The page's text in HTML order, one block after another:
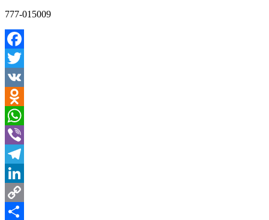
777-015009
Facebook
Twitter
VK
Odnoklassniki
WhatsApp
Viber
Telegram
LinkedIn
Copy